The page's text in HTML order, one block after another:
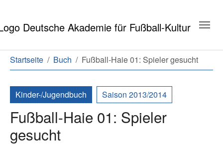
Sie sind hier:
Startseite Buch Fußball-Haie 01: Spieler gesucht
Kinder-/Jugendbuch Saison 2013/2014
Fußball-Haie 01: Spieler
gesucht